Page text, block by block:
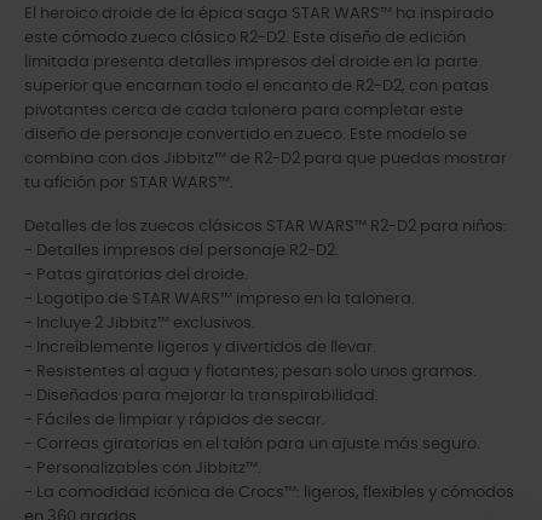
El heroico droide de la épica saga STAR WARS™ ha inspirado
este cómodo zueco clásico R2-D2. Este diseño de edición
limitada presenta detalles impresos del droide en la parte
superior que encarnan todo el encanto de R2-D2, con patas
pivotantes cerca de cada talonera para completar este
diseño de personaje convertido en zueco. Este modelo se
combina con dos Jibbitz™ de R2-D2 para que puedas mostrar
tu afición por STAR WARS™.
Detalles de los zuecos clásicos STAR WARS™ R2-D2 para niños:
- Detalles impresos del personaje R2-D2.
- Patas giratorias del droide.
- Logotipo de STAR WARS™ impreso en la talonera.
- Incluye 2 Jibbitz™ exclusivos.
- Increíblemente ligeros y divertidos de llevar.
- Resistentes al agua y flotantes; pesan solo unos gramos.
- Diseñados para mejorar la transpirabilidad.
- Fáciles de limpiar y rápidos de secar.
- Correas giratorias en el talón para un ajuste más seguro.
- Personalizables con Jibbitz™.
- La comodidad icónica de Crocs™: ligeros, flexibles y cómodos